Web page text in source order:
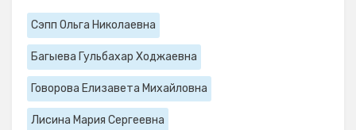
Сэпп Ольга Николаевна
Багыева Гульбахар Ходжаевна
Говорова Елизавета Михайловна
Лисина Мария Сергеевна